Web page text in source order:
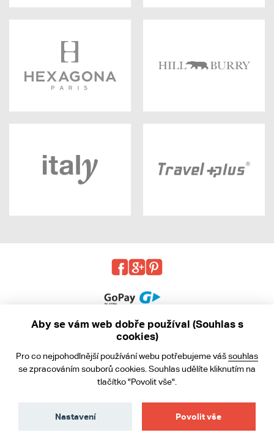
Obchodní podmínky
Ochrana osobních údajů
Aby se vám web dobře používal (Souhlas s
cookies)
Pro co nejpohodlnější používání webu potřebujeme vášsouhlas
se zpracováním souborů cookies. Souhlas udělíte kliknutím na
tlačítko "Povolit vše".
Povolit vše
Nastavení